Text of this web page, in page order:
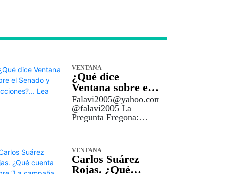
VENTANA
¿Qué dice
Ventana sobre el
Senado y
elecciones?… Lea
Falavi2005@yahoo.com
@falavi2005 La
Pregunta Fregona:
de la disputa por la
presidencia del Senado,
que terminó con la
VENTANA
Carlos Suárez
Rojas. ¿Qué